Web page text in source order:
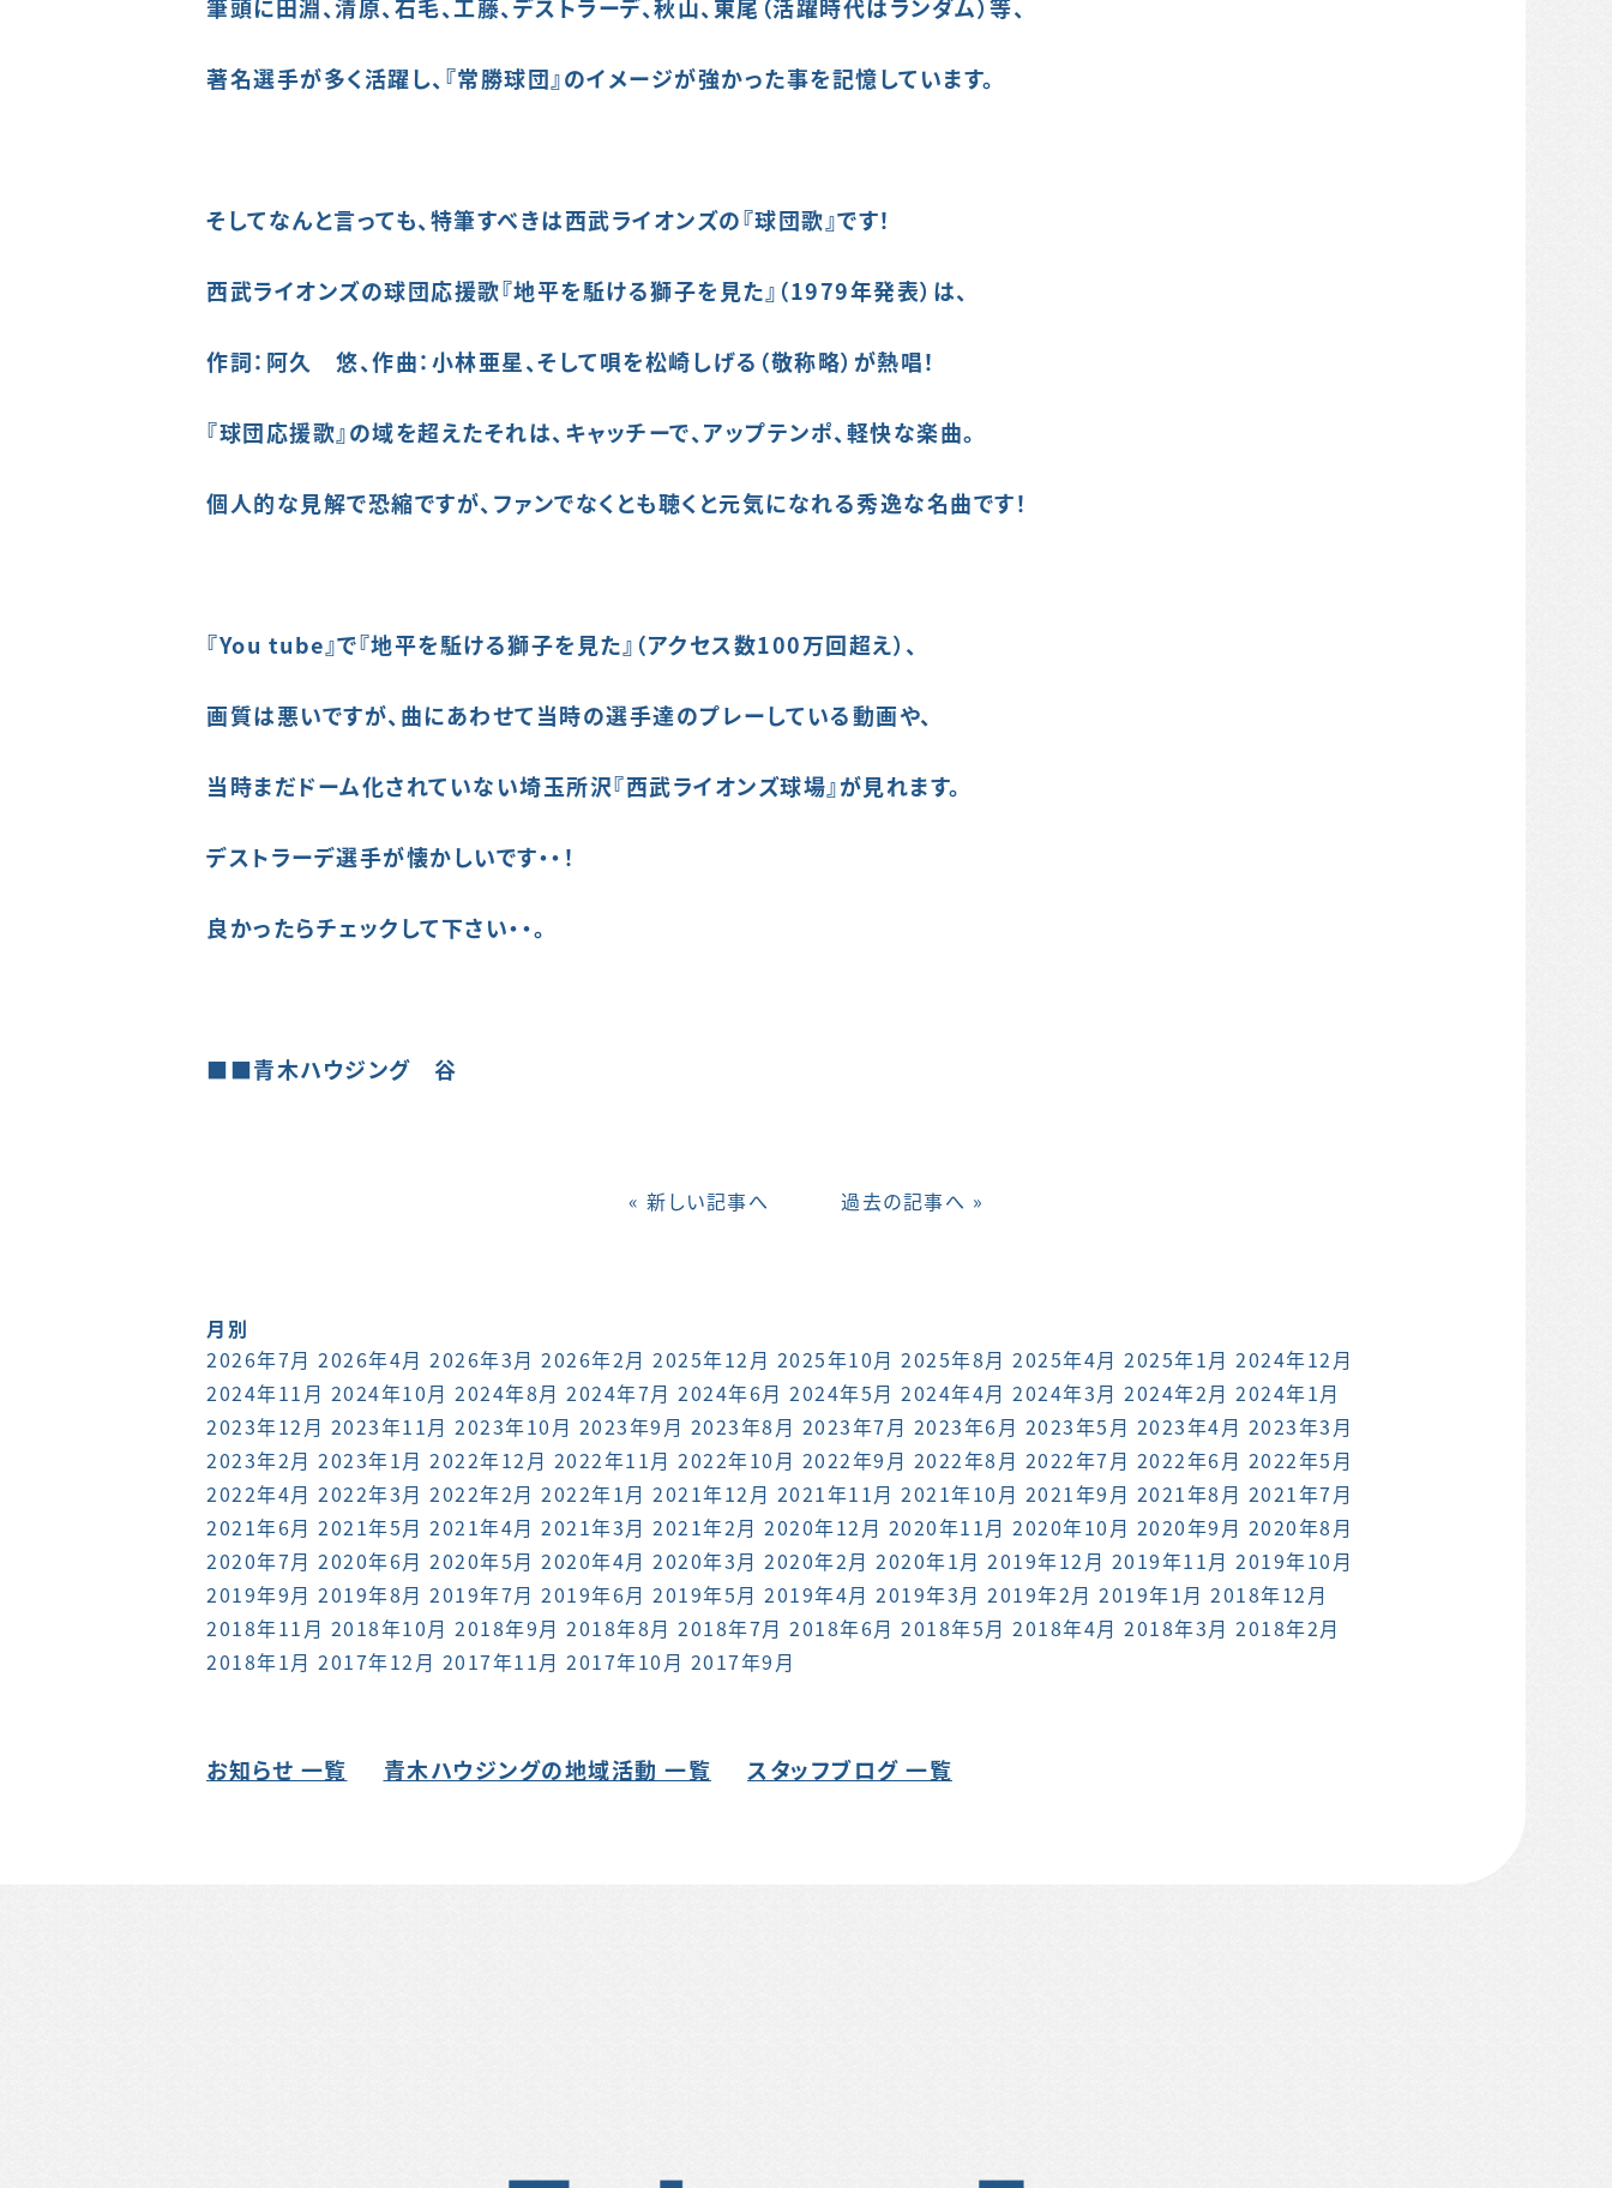
筆頭に田淵、清原、石毛、工藤、デストラーデ、秋山、 東尾（活躍時代はランダム）等、
著名選手が多く活躍し、『常勝球団』のイメージが強かった事を記憶しています。
そしてなんと言っても、特筆すべきは西武ライオンズの『球団歌』です！
西武ライオンズの球団応援歌『地平を駈ける獅子を見た』（1979年発表）は、
作詞：阿久 悠、作曲：小林亜星、そして唄を松崎しげる（敬称略）が熱唱！
『球団応援歌』の域を超えたそれは、キャッチーで、アップテンポ、軽快な楽曲。
個人的な見解で恐縮ですが、ファンでなくとも聴くと元気になれる秀逸な名曲です！
『You tube』で『地平を駈ける獅子を見た』 （アクセス数100万回超え）、
画質は悪いですが、曲にあわせて当時の選手達のプレーしている動画や、
当時まだドーム化されていない埼玉所沢『西武ライオンズ球場』が見れます。
デストラーデ選手が懐かしいです・・！
良かったらチェックして下さい・・。
■■青木ハウジング 谷
« 新しい記事へ 過去の記事へ »
月別
2026年7月 2026年4月 2026年3月 2026年2月 2025年12月 2025年10月 2025年8月 2025年4月 2025年1月 2024年12月
2024年11月 2024年10月 2024年8月 2024年7月 2024年6月 2024年5月 2024年4月 2024年3月 2024年2月 2024年1月
2023年12月 2023年11月 2023年10月 2023年9月 2023年8月 2023年7月 2023年6月 2023年5月 2023年4月 2023年3月
2023年2月 2023年1月 2022年12月 2022年11月 2022年10月 2022年9月 2022年8月 2022年7月 2022年6月 2022年5月
2022年4月 2022年3月 2022年2月 2022年1月 2021年12月 2021年11月 2021年10月 2021年9月 2021年8月 2021年7月
2021年6月 2021年5月 2021年4月 2021年3月 2021年2月 2020年12月 2020年11月 2020年10月 2020年9月 2020年8月
2020年7月 2020年6月 2020年5月 2020年4月 2020年3月 2020年2月 2020年1月 2019年12月 2019年11月 2019年10月
2019年9月 2019年8月 2019年7月 2019年6月 2019年5月 2019年4月 2019年3月 2019年2月 2019年1月 2018年12月
2018年11月 2018年10月 2018年9月 2018年8月 2018年7月 2018年6月 2018年5月 2018年4月 2018年3月 2018年2月
2018年1月 2017年12月 2017年11月 2017年10月 2017年9月
お知らせ 一覧 青木ハウジングの地域活動 一覧 スタッフブログ 一覧